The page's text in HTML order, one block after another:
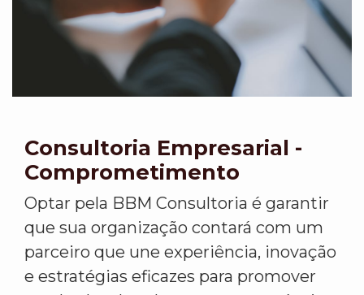
Consultoria Empresarial -
Comprometimento
Optar pela BBM Consultoria é garantir
que sua organização contará com um
parceiro que une experiência, inovação
e estratégias eficazes para promover